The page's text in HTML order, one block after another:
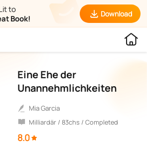
to
Book!
Download
Eine Ehe der
Unannehmlichkeiten
Mia Garcia
Milliardär / 83chs / Completed
8.0